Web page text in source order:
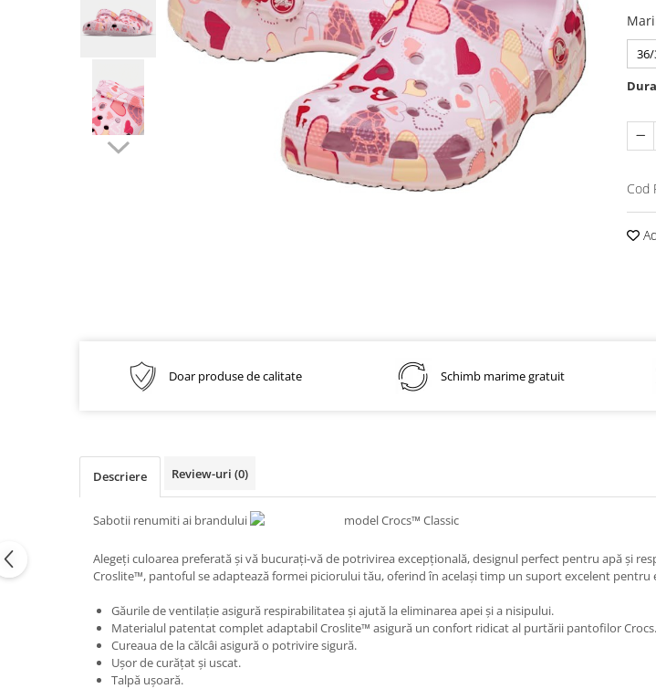
Cod
Doar produse de calitate Schimb marime gratuit
Descriere Review-uri (0)
Sabotii renumiti ai brandului model Crocs™ Classic
Alegeți culoarea preferată și vă bucurați-vă de potrivirea excepțională, designul perfect pentru apă și
Croslite™, pantoful se adaptează formei piciorului tău, oferind în același timp un suport excelent
Găurile de ventilație asigură respirabilitatea și ajută la eliminarea apei și a nisipului.
Materialul patentat complet adaptabil Croslite™ asigură un confort ridicat al purtării pantofilor Crocs.
Cureaua de la călcâi asigură o potrivire sigură.
Ușor de curățat și uscat.
Talpă ușoară.